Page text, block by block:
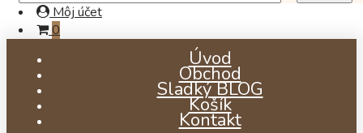
Môj účet
0
Úvod
Obchod
Sladký BLOG
Košík
Kontakt